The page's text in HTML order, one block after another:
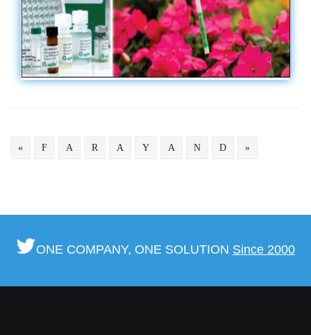
« F A R A Y A N D »
ONE COMPANY, ONE SOLUTION Since 2000